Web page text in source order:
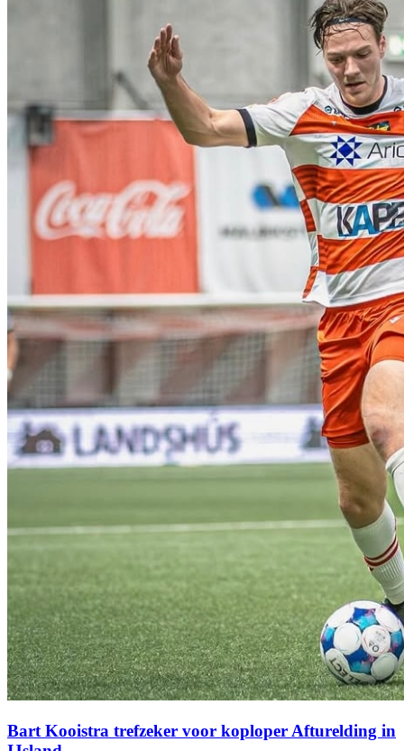
Bart Kooistra trefzeker voor koploper Afturelding in